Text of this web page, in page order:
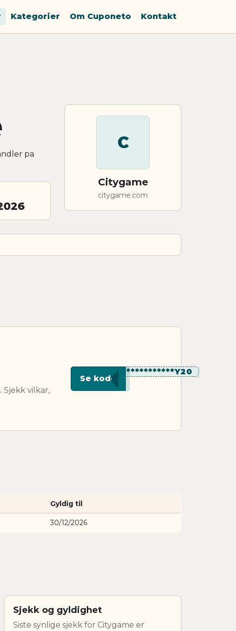
Kategorier Om Cuponeto Kontakt
pa
C
Citygame
citygame.com
Sjekk vilkar,
**************Y20
Se kode
Gyldig til
30/12/2026
Sjekk og gyldighet
Siste synlige sjekk for Citygame er